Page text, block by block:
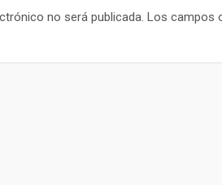
no será publicada. Los campos